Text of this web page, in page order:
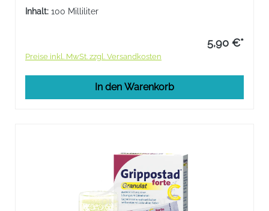
Inhalt: 100 Milliliter
5,90 €*
Preise inkl. MwSt. zzgl. Versandkosten
In den Warenkorb